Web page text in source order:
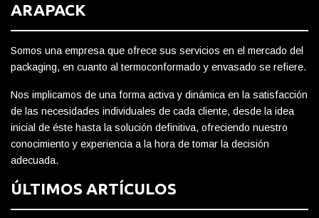
ARAPACK
Somos una empresa que ofrece sus servicios en el mercado del
packaging, en cuanto al termoconformado y envasado se refiere.
Nos implicamos de una forma activa y dinámica en la satisfacción
de las necesidades individuales de cada cliente, desde la idea
inicial de éste hasta la solución definitiva, ofreciendo nuestro
conocimiento y experiencia a la hora de tomar la decisión
adecuada.
ÚLTIMOS ARTÍCULOS